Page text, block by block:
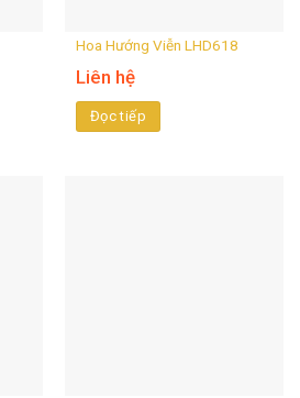
Hoa Hướng Viễn LHD618
Liên hệ
Đọc tiếp